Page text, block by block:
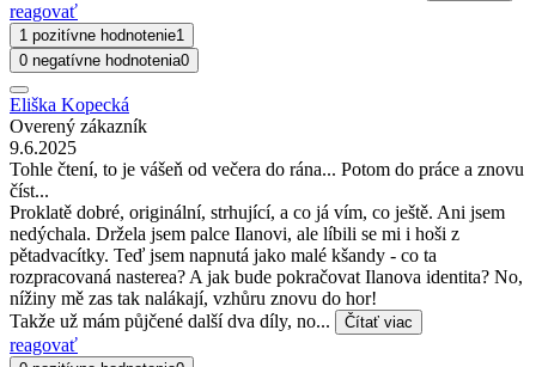
reagovať
1 pozitívne hodnotenie1
0 negatívne hodnotenia0
Eliška Kopecká
Overený zákazník
9.6.2025
Tohle čtení, to je vášeň od večera do rána... Potom do práce a znovu
číst...
Proklatě dobré, originální, strhující, a co já vím, co ještě. Ani jsem
nedýchala. Držela jsem palce Ilanovi, ale líbili se mi i hoši z
pětadvacítky. Teď jsem napnutá jako malé kšandy - co ta
rozpracovaná nasterea? A jak bude pokračovat Ilanova identita? No,
nížiny mě zas tak nalákají, vzhůru znovu do hor!
Takže už mám půjčené další dva díly, no...
Čítať viac
reagovať